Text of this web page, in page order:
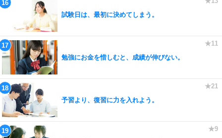
試験日は、最初に決めてしまう。
勉強にお金を惜しむと、成績が伸びない。
予習より、復習に力を入れよう。